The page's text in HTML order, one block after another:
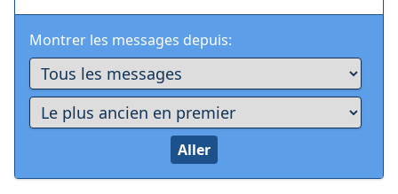
Montrer les messages depuis: